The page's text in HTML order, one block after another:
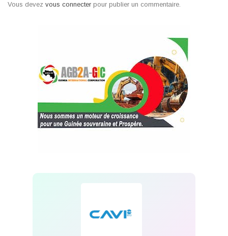
Vous devez vous connecter pour publier un commentaire.